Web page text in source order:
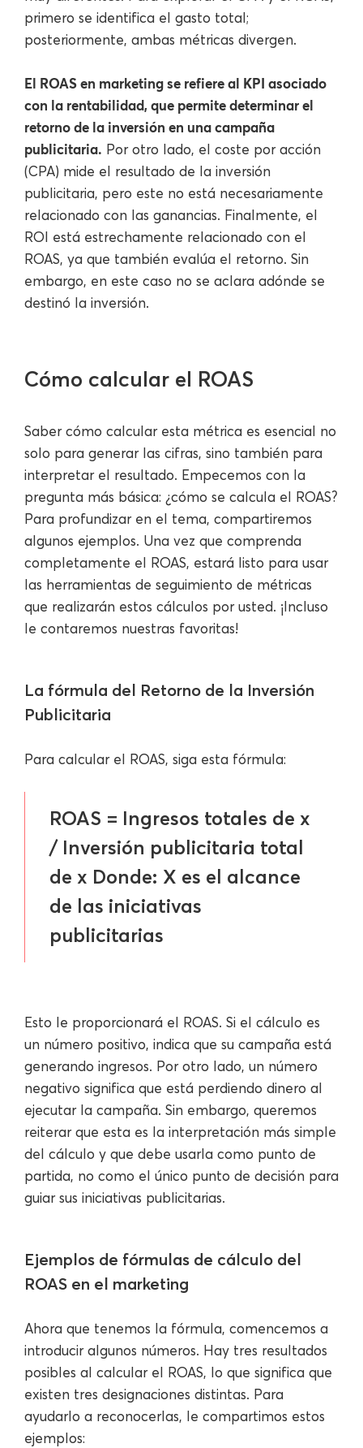
primero se identifica el gasto total;
posteriormente, ambas métricas divergen.
El ROAS en marketing se refiere al KPI asociado
con la rentabilidad, que permite determinar el
retorno de la inversión en una campaña
publicitaria. Por otro lado, el coste por acción
(CPA) mide el resultado de la inversión
publicitaria, pero este no está necesariamente
relacionado con las ganancias. Finalmente, el
ROI está estrechamente relacionado con el
ROAS, ya que también evalúa el retorno. Sin
embargo, en este caso no se aclara adónde se
destinó la inversión.
Cómo calcular el ROAS
Saber cómo calcular esta métrica es esencial no
solo para generar las cifras, sino también para
interpretar el resultado. Empecemos con la
pregunta más básica: ¿cómo se calcula el ROAS?
Para profundizar en el tema, compartiremos
algunos ejemplos. Una vez que comprenda
completamente el ROAS, estará listo para usar
las herramientas de seguimiento de métricas
que realizarán estos cálculos por usted. ¡Incluso
le contaremos nuestras favoritas!
La fórmula del Retorno de la Inversión
Publicitaria
Para calcular el ROAS, siga esta fórmula:
ROAS = Ingresos totales de x
/ Inversión publicitaria total
de x Donde: X es el alcance
de las iniciativas
publicitarias
Esto le proporcionará el ROAS. Si el cálculo es
un número positivo, indica que su campaña está
generando ingresos. Por otro lado, un número
negativo significa que está perdiendo dinero al
ejecutar la campaña. Sin embargo, queremos
reiterar que esta es la interpretación más simple
del cálculo y que debe usarla como punto de
partida, no como el único punto de decisión para
guiar sus iniciativas publicitarias.
Ejemplos de fórmulas de cálculo del
ROAS en el marketing
Ahora que tenemos la fórmula, comencemos a
introducir algunos números. Hay tres resultados
posibles al calcular el ROAS, lo que significa que
existen tres designaciones distintas. Para
ayudarlo a reconocerlas, le compartimos estos
ejemplos: